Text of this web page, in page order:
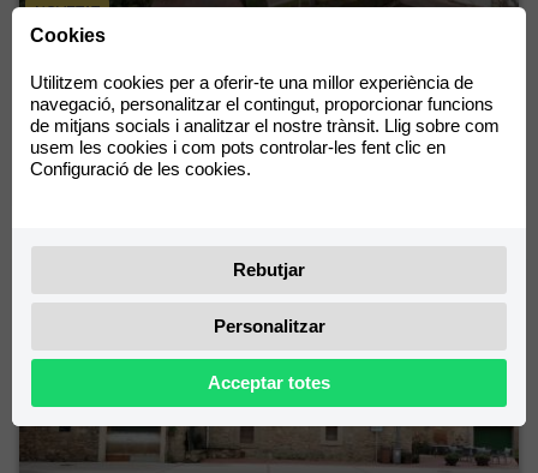
NOVETAT
plaça d'aparcament.
2 Hab. 2 Banys 75 m²
Empuriabrava
Cookies
Utilitzem cookies per a oferir-te una millor experiència de
navegació, personalitzar el contingut, proporcionar funcions
de mitjans socials i analitzar el nostre trànsit. Llig sobre com
usem les cookies i com pots controlar-les fent clic en
Configuració de les cookies.
Rebutjar
Personalitzar
Acceptar totes